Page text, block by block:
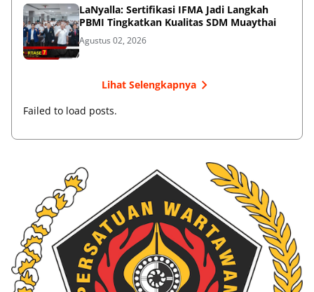
LaNyalla: Sertifikasi IFMA Jadi Langkah
PBMI Tingkatkan Kualitas SDM Muaythai
Agustus 02, 2026
Lihat Selengkapnya
Failed to load posts.